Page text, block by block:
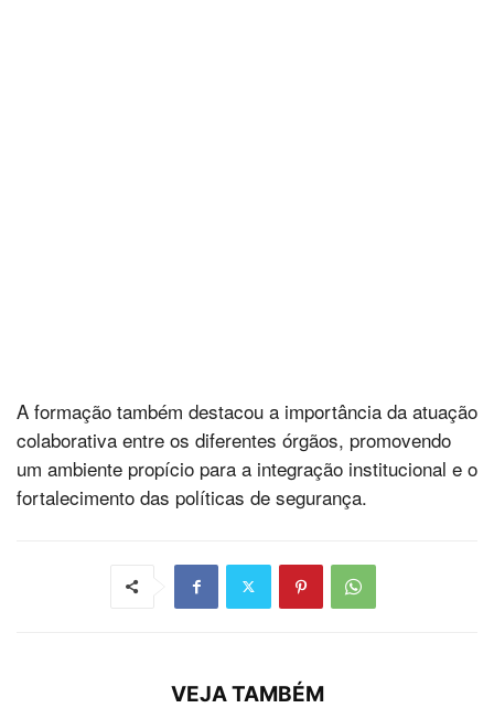
A formação também destacou a importância da atuação
colaborativa entre os diferentes órgãos, promovendo
um ambiente propício para a integração institucional e o
fortalecimento das políticas de segurança.
VEJA TAMBÉM